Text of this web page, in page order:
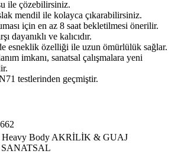
ile çözebilirsiniz.
mendil ile kolayca çıkarabilirsiniz.
için en az 8 saat bekletilmesi önerilir.
dayanıklı ve kalıcıdır.
esneklik özelliği ile uzun ömürlülük sağlar.
imkanı, sanatsal çalışmalara yeni
testlerinden geçmiştir.
Heavy Body AKRİLİK & GUAJ